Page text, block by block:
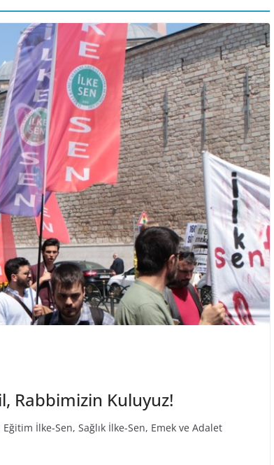
Rabbimizin Kuluyuz!
İlke-Sen, Sağlık İlke-Sen, Emek ve Adalet